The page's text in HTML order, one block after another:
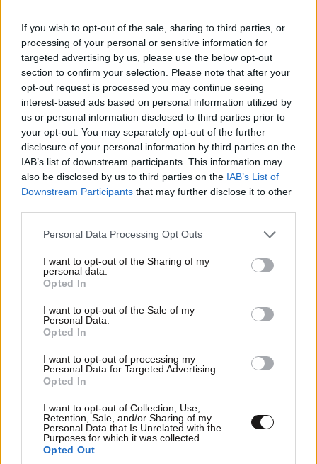
If you wish to opt-out of the sale, sharing to third parties, or
processing of your personal or sensitive information for
targeted advertising by us, please use the below opt-out
section to confirm your selection. Please note that after your
opt-out request is processed you may continue seeing
interest-based ads based on personal information utilized by
us or personal information disclosed to third parties prior to
your opt-out. You may separately opt-out of the further
disclosure of your personal information by third parties on the
IAB’s list of downstream participants. This information may
also be disclosed by us to third parties on the IAB’s List of
Downstream Participants that may further disclose it to other
Please note that this website/app uses one or more Google
not limited to your visit or usage behaviour. You may click to
grant or deny consent to Google and its third-party tags to
use your data for below specified purposes in below Google
consent section.
Personal Data Processing Opt Outs
I want to opt-out of the Sharing of my
personal data.
Opted In
I want to opt-out of the Sale of my
Personal Data.
Opted In
I want to opt-out of processing my
Personal Data for Targeted Advertising.
Opted In
I want to opt-out of Collection, Use,
Retention, Sale, and/or Sharing of my
Personal Data that Is Unrelated with the
Purposes for which it was collected.
Opted Out
ΠΕΡΙΣΣΟΤΕΡΑ
Σπουδές στην Κύπρο στο Ευρωπαϊκό
Πανεπιστήμιο Κύπρου: Συνεχίζονται οι αιτήσεις
για τον Οκτώβριο 2026